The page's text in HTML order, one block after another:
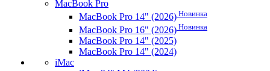
MacBook Pro
MacBook Pro 14" (2026) Новинка
MacBook Pro 16" (2026) Новинка
MacBook Pro 14" (2025)
MacBook Pro 14" (2024)
iMac